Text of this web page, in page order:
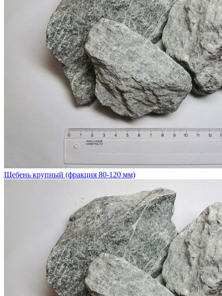
Щебень крупный (фракция 80-120 мм)